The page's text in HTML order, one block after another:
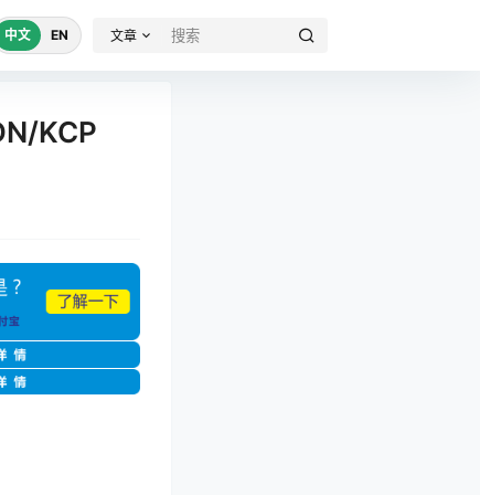
中文 EN 文章
KCP